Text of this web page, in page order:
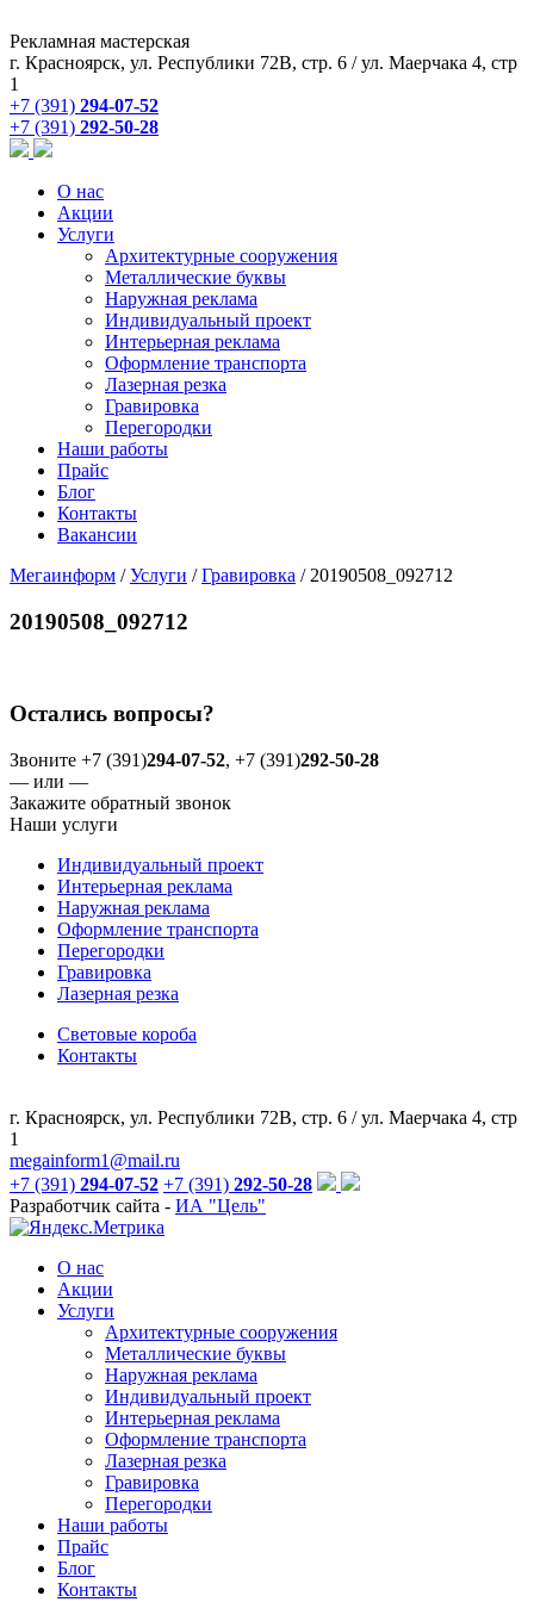
Рекламная мастерская
г. Красноярск, ул. Республики 72В, стр. 6 / ул. Маерчака 4, стр
1
+7 (391) 294-07-52
+7 (391) 292-50-28
О нас
Акции
Услуги
Архитектурные сооружения
Металлические буквы
Наружная реклама
Индивидуальный проект
Интерьерная реклама
Оформление транспорта
Лазерная резка
Гравировка
Перегородки
Наши работы
Прайс
Блог
Контакты
Вакансии
Мегаинформ /Услуги /Гравировка / 20190508_092712
20190508_092712
Остались вопросы?
Звоните +7 (391)294-07-52, +7 (391)292-50-28
— или —
Закажите обратный звонок
Наши услуги
Индивидуальный проект
Интерьерная реклама
Наружная реклама
Оформление транспорта
Перегородки
Гравировка
Лазерная резка
Световые короба
Контакты
г. Красноярск, ул. Республики 72В, стр. 6 / ул. Маерчака 4, стр
1
megainform1@mail.ru
+7 (391) 294-07-52 +7 (391) 292-50-28
Разработчик сайта - ИА "Цель"
О нас
Акции
Услуги
Архитектурные сооружения
Металлические буквы
Наружная реклама
Индивидуальный проект
Интерьерная реклама
Оформление транспорта
Лазерная резка
Гравировка
Перегородки
Наши работы
Прайс
Блог
Контакты